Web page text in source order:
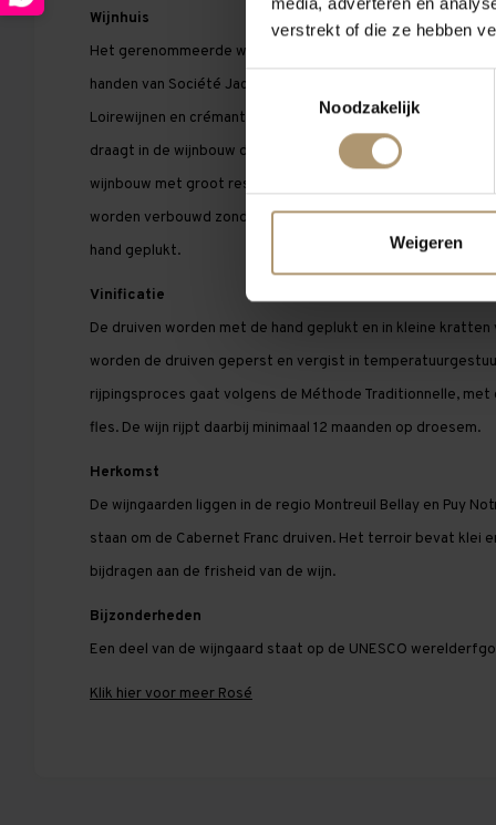
verstrekt of die ze hebben
Toestemmingsselectie
Noodzakelijk
Weigeren
Wijnhuis
Het gerenommeerde wijnhuis Langlois-Château werd in 1885
handen van Société Jacques Bollinger. Men produceert een
Loirewijnen en crémants volgens de voorwaarden van Terra
draagt in de wijnbouw de production viticole raisonnée uit
wijnbouw met groot respect en aandacht voor de natuur: de
worden verbouwd zonder gebruik van chemische
hand geplukt.
Vinificatie
De druiven worden met de hand geplukt en in kleine kratten
worden de druiven geperst en vergist in
rijpingsproces gaat volgens de Méthode Traditionnelle,
fles. De wijn rijpt daarbij minimaal 12 maanden op droesem.
Herkomst
De wijngaarden liggen in de regio Montreuil Bellay en Puy
staan om de Cabernet Franc druiven. Het terroir bevat klei
bijdragen aan de frisheid van de wijn.
Bijzonderheden
Een deel van de wijngaard staat op de UNESCO
Klik hier voor meer Rosé